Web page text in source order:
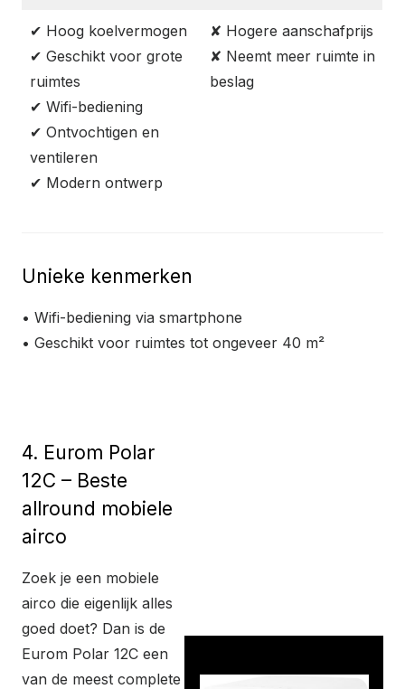
✔ Hoog koelvermogen
✔ Geschikt voor grote
ruimtes
✔ Wifi-bediening
✔ Ontvochtigen en
ventileren
✔ Modern ontwerp
✘ Hogere aanschafprijs
✘ Neemt meer ruimte in
beslag
Unieke kenmerken
• Wifi-bediening via smartphone
• Geschikt voor ruimtes tot ongeveer 40 m²
4. Eurom Polar
12C – Beste
allround mobiele
airco
Zoek je een mobiele
airco die eigenlijk alles
goed doet? Dan is de
Eurom Polar 12C een
van de meest complete